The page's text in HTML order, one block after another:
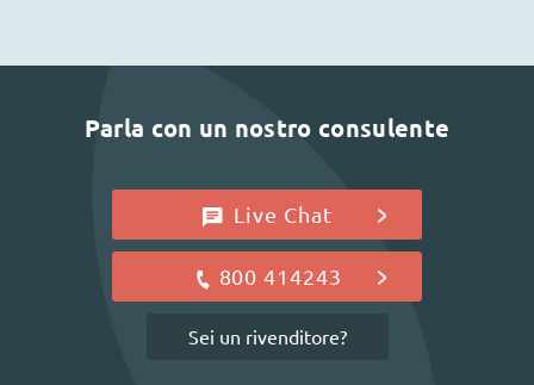
Parla con un nostro consulente
Live Chat
800 414243
Sei un rivenditore?